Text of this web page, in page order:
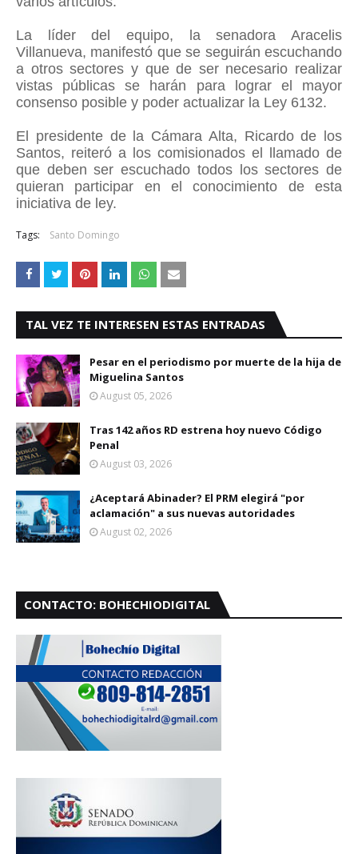
La líder del equipo, la senadora Aracelis
Villanueva, manifestó que se seguirán escuchando
a otros sectores y que de ser necesario realizar
vistas públicas se harán para lograr el mayor
consenso posible y poder actualizar la Ley 6132.
El presidente de la Cámara Alta, Ricardo de los
Santos, reiteró a los comisionados el llamado de
que deben ser escuchado todos los sectores de
quieran participar en el conocimiento de esta
iniciativa de ley.
Tags: Santo Domingo
TAL VEZ TE INTERESEN ESTAS ENTRADAS
Pesar en el periodismo por muerte de la hija de
Miguelina Santos
August 05, 2026
Tras 142 años RD estrena hoy nuevo Código
Penal
August 03, 2026
¿Aceptará Abinader? El PRM elegirá "por
aclamación" a sus nuevas autoridades
August 02, 2026
CONTACTO: BOHECHIODIGITAL